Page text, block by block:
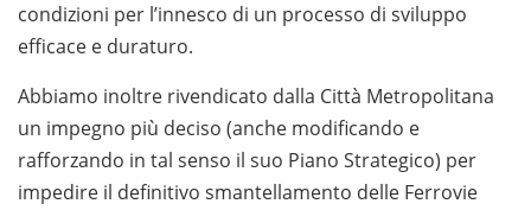
condizioni per l’innesco di un processo di sviluppo
efficace e duraturo.
Abbiamo inoltre rivendicato dalla Città Metropolitana
un impegno più deciso (anche modificando e
rafforzando in tal senso il suo Piano Strategico) per
impedire il definitivo smantellamento delle Ferrovie